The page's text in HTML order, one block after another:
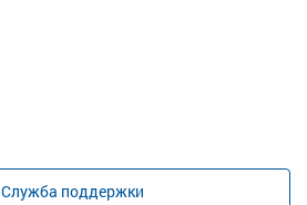
Служба поддержки